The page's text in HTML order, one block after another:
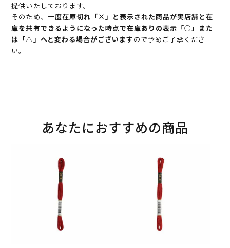
提供いたしております。
そのため、 一度在庫切れ「×」と表示された商品が実店舗と在
庫を共有できるようになった時点で在庫ありの表示「○」また
は「△」へと変わる場合がございますので予めご了承くださ
い。
あなたにおすすめの商品